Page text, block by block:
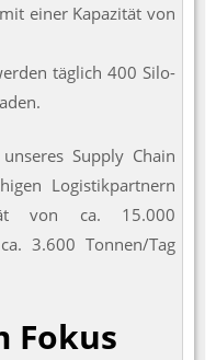
einer Kapazität von
täglich 400 Silo-
Supply Chain
Logistikpartnern
von ca. 15.000
3.600 Tonnen/Tag
Fokus